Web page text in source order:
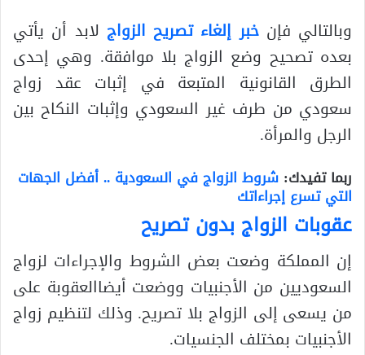
وبالتالي فإنخبر إلغاء تصريح الزواج لابد أن يأتي
بعده تصحيح وضع الزواج بلا موافقة. وهي إحدى
الطرق القانونية المتبعة في إثبات عقد زواج
سعودي من طرف غير السعودي وإثبات النكاح بين
الرجل والمرأة.
ربما تفيدك: شروط الزواج في السعودية .. أفضل الجهات
التي تسرع إجراءاتك
عقوبات الزواج بدون تصريح
إن المملكة وضعت بعض الشروط والإجراءات لزواج
السعوديين من الأجنبيات ووضعت أيضاالعقوبة على
من يسعى إلى الزواج بلا تصريح. وذلك لتنظيم زواج
الأجنبيات بمختلف الجنسيات.